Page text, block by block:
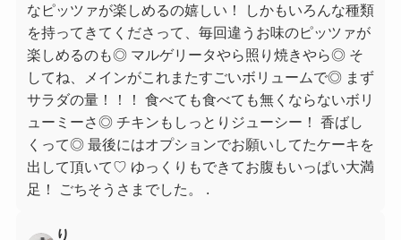
なピッツァが楽しめるの嬉しい！ しかもいろんな種類
を持ってきてくださって、毎回違うお味のピッツァが
楽しめるのも◎ マルゲリータやら照り焼きやら◎ そ
してね、メインがこれまたすごいボリュームで◎ まず
サラダの量！！！ 食べても食べても無くならないボリ
ューミーさ◎ チキンもしっとりジューシー！ 香ばし
くって◎ 最後にはオプションでお願いしてたケーキを
出して頂いて♡ ゆっくりもできてお腹もいっぱい大満
足！ ごちそうさまでした。 .
り